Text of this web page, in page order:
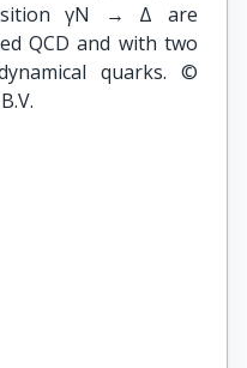
γN → Δ are
QCD and with two
quarks. ©